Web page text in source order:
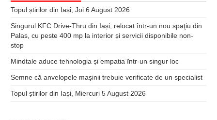
Topul știrilor din Iași, Joi 6 August 2026
Singurul KFC Drive-Thru din Iași, relocat într-un nou spaţiu din
Palas, cu peste 400 mp la interior și servicii disponibile non-
stop
Mindtale aduce tehnologia și empatia într-un singur loc
Semne că anvelopele mașinii trebuie verificate de un specialist
Topul știrilor din Iași, Miercuri 5 August 2026